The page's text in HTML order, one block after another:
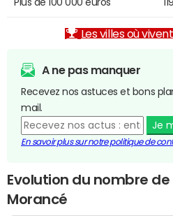
Les villes où
A ne pas manquer
Recevez nos astuces et bons
mail.
Je
En savoir plus sur notre politique de
Evolution du nombre
Morancé